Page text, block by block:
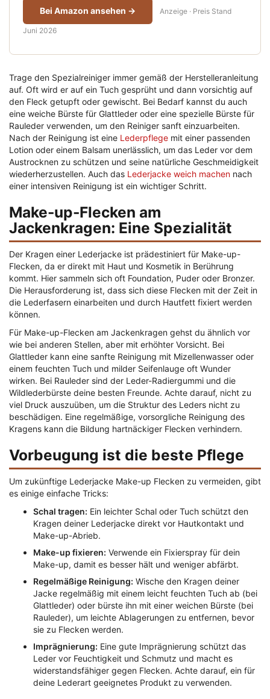
Bei Amazon ansehen → Anzeige · Preis Stand
Juni 2026
Trage den Spezialreiniger immer gemäß der Herstelleranleitung
auf. Oft wird er auf ein Tuch gesprüht und dann vorsichtig auf
den Fleck getupft oder gewischt. Bei Bedarf kannst du auch
eine weiche Bürste für Glattleder oder eine spezielle Bürste für
Rauleder verwenden, um den Reiniger sanft einzuarbeiten.
Nach der Reinigung ist eine Lederpflege mit einer passenden
Lotion oder einem Balsam unerlässlich, um das Leder vor dem
Austrocknen zu schützen und seine natürliche Geschmeidigkeit
wiederherzustellen. Auch das Lederjacke weich machen nach
einer intensiven Reinigung ist ein wichtiger Schritt.
Make-up-Flecken am
Jackenkragen: Eine Spezialität
Der Kragen einer Lederjacke ist prädestiniert für Make-up-
Flecken, da er direkt mit Haut und Kosmetik in Berührung
kommt. Hier sammeln sich oft Foundation, Puder oder Bronzer.
Die Herausforderung ist, dass sich diese Flecken mit der Zeit in
die Lederfasern einarbeiten und durch Hautfett fixiert werden
können.
Für Make-up-Flecken am Jackenkragen gehst du ähnlich vor
wie bei anderen Stellen, aber mit erhöhter Vorsicht. Bei
Glattleder kann eine sanfte Reinigung mit Mizellenwasser oder
einem feuchten Tuch und milder Seifenlauge oft Wunder
wirken. Bei Rauleder sind der Leder-Radiergummi und die
Wildlederbürste deine besten Freunde. Achte darauf, nicht zu
viel Druck auszuüben, um die Struktur des Leders nicht zu
beschädigen. Eine regelmäßige, vorsorgliche Reinigung des
Kragens kann die Bildung hartnäckiger Flecken verhindern.
Vorbeugung ist die beste Pflege
Um zukünftige Lederjacke Make-up Flecken zu vermeiden, gibt
es einige einfache Tricks:
Schal tragen: Ein leichter Schal oder Tuch schützt den
Kragen deiner Lederjacke direkt vor Hautkontakt und
Make-up-Abrieb.
Make-up fixieren: Verwende ein Fixierspray für dein
Make-up, damit es besser hält und weniger abfärbt.
Regelmäßige Reinigung: Wische den Kragen deiner
Jacke regelmäßig mit einem leicht feuchten Tuch ab (bei
Glattleder) oder bürste ihn mit einer weichen Bürste (bei
Rauleder), um leichte Ablagerungen zu entfernen, bevor
sie zu Flecken werden.
Imprägnierung: Eine gute Imprägnierung schützt das
Leder vor Feuchtigkeit und Schmutz und macht es
widerstandsfähiger gegen Flecken. Achte darauf, ein für
deine Lederart geeignetes Produkt zu verwenden.